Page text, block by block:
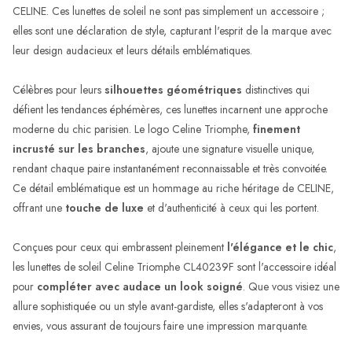
CELINE. Ces lunettes de soleil ne sont pas simplement un accessoire ;
elles sont une déclaration de style, capturant l'esprit de la marque avec
leur design audacieux et leurs détails emblématiques.
Célèbres pour leurs silhouettes géométriques distinctives qui
défient les tendances éphémères, ces lunettes incarnent une approche
moderne du chic parisien. Le logo Celine Triomphe, finement
incrusté sur les branches, ajoute une signature visuelle unique,
rendant chaque paire instantanément reconnaissable et très convoitée.
Ce détail emblématique est un hommage au riche héritage de CELINE,
offrant une touche de luxe et d'authenticité à ceux qui les portent.
Conçues pour ceux qui embrassent pleinement l'élégance et le chic,
les lunettes de soleil Celine Triomphe CL40239F sont l'accessoire idéal
pour compléter avec audace un look soigné. Que vous visiez une
allure sophistiquée ou un style avant-gardiste, elles s'adapteront à vos
envies, vous assurant de toujours faire une impression marquante.